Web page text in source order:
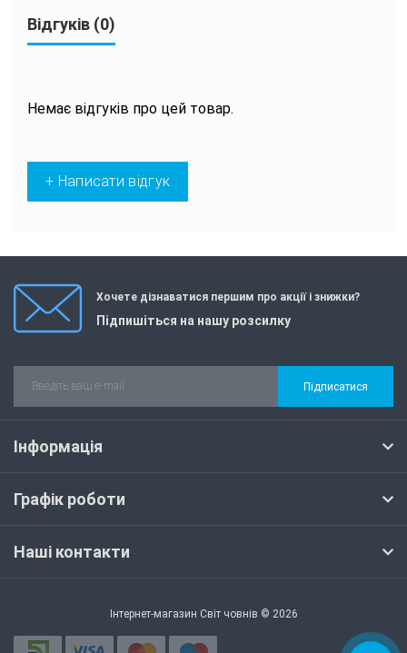
Відгуків (0)
Немає відгуків про цей товар.
+ Написати відгук
Хочете дізнаватися першим про акції і знижки?
Підпишіться на нашу розсилку
Підписатися
Інформація
Графік роботи
Наші контакти
Інтернет-магазин Світ човнів © 2026